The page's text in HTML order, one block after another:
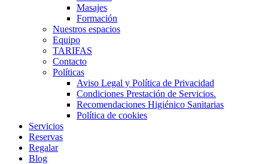
Masajes
Formación
Nuestros espacios
Equipo
TARIFAS
Contacto
Políticas
Aviso Legal y Política de Privacidad
Condiciones Prestación de Servicios.
Recomendaciones Higiénico Sanitarias
Política de cookies
Servicios
Reservas
Regalar
Blog